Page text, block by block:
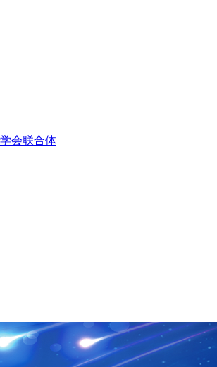
会联合体